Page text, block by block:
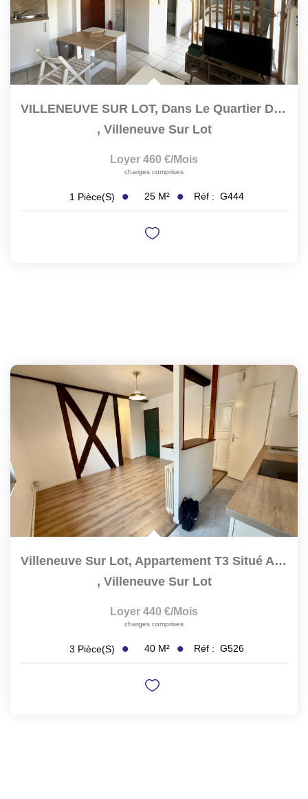
VILLENEUVE SUR LOT, Dans Le Quartier D'Eysses Très Agréable...
, Villeneuve Sur Lot
Loyer 460 €/mois
charges comprises
1 Pièce(s) 25 M² Réf : G444
Villeneuve Sur Lot, Appartement T3 Situé Au Deuxième Étage...
, Villeneuve Sur Lot
Loyer 440 €/mois
charges comprises
3 Pièce(s) 40 M² Réf : G526